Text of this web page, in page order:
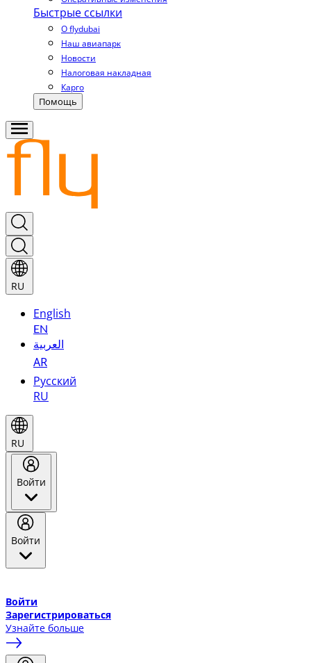
Быстрые ссылки
О flydubai
Наш авиапарк
Новости
Налоговая накладная
Карго
Помощь
RU
English
EN
العربية
AR
Русский
RU
RU
Войти
Войти
Войти
Зарегистрироваться
Узнайте больше